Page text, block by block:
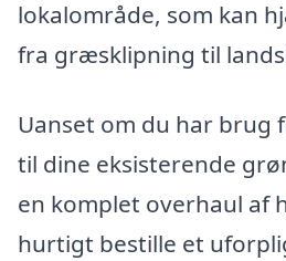
lokalområde, som kan
fra græsklipning til
Uanset om du har brug
til dine eksisterende
en komplet overhaul af
hurtigt bestille et